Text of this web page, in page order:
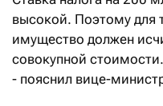
высокой. Поэтому для
имущество должен
совокупной
- пояснил вице-